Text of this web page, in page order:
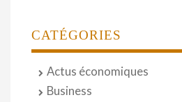
CATÉGORIES
Actus économiques
Business